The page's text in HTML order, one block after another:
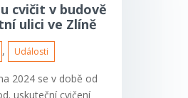
cvičit v budově
ulici ve Zlíně
, Události
2024 se v době od
uskuteční cvičení